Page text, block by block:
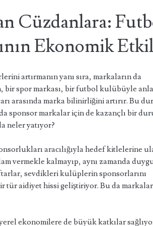
Cüzdanlara:
Ekonomik
artırmanın yanı sıra, markaların da
bir spor markası, bir futbol kulübüyle
arasında marka bilinirliğini artırır. Bu
sponsor markalar için de kazançlı bir
neler yatıyor?
aracılığıyla hedef kitlelerine
vermekle kalmayıp, aynı zamanda
sevdikleri kulüplerin sponsorlarını
tür aidiyet hissi geliştiriyor. Bu da
ekonomilere de büyük katkılar